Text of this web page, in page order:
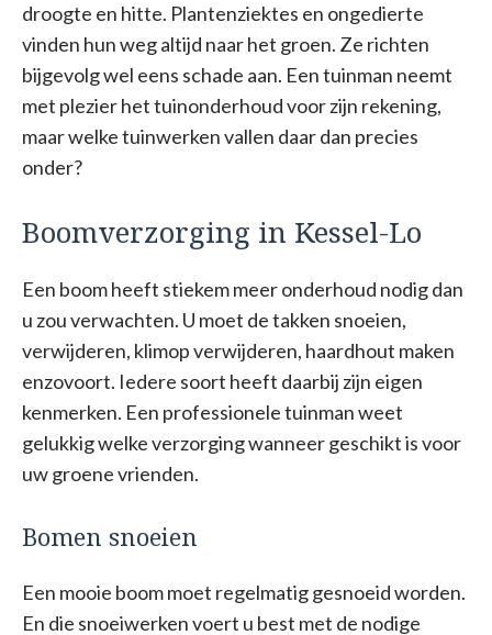
droogte en hitte. Plantenziektes en ongedierte
vinden hun weg altijd naar het groen. Ze richten
bijgevolg wel eens schade aan. Een tuinman neemt
met plezier het tuinonderhoud voor zijn rekening,
maar welke tuinwerken vallen daar dan precies
onder?
Boomverzorging in Kessel-Lo
Een boom heeft stiekem meer onderhoud nodig dan
u zou verwachten. U moet de takken snoeien,
verwijderen, klimop verwijderen, haardhout maken
enzovoort. Iedere soort heeft daarbij zijn eigen
kenmerken. Een professionele tuinman weet
gelukkig welke verzorging wanneer geschikt is voor
uw groene vrienden.
Bomen snoeien
Een mooie boom moet regelmatig gesnoeid worden.
En die snoeiwerken voert u best met de nodige